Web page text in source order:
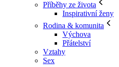
Příběhy ze života
Inspirativní ženy
Rodina & komunita
Výchova
Přátelství
Vztahy
Sex